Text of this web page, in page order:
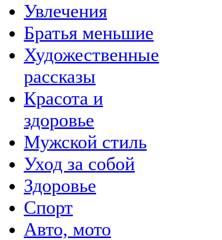
Увлечения
Братья меньшие
Художественные
рассказы
Красота и
здоровье
Мужской стиль
Уход за собой
Здоровье
Спорт
Авто, мото